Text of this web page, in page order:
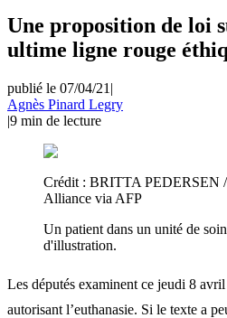
Une proposition de loi
ultime ligne rouge
publié le 07/04/21 |
Agnès Pinard Legry
|9 min de lecture
Crédit : BRITTA PEDERSEN
Alliance via AFP
Un patient dans un unité de
d'illustration.
Les députés examinent ce jeudi 8
autorisant l’euthanasie. Si le texte a